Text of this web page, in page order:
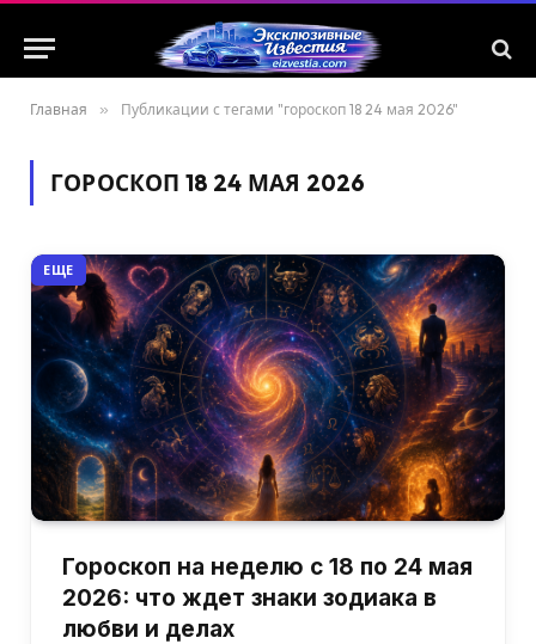
Главная » Публикации с тегами "гороскоп 18 24 мая 2026"
ГОРОСКОП 18 24 МАЯ 2026
ЕЩЕ
Гороскоп на неделю с 18 по 24 мая
2026: что ждет знаки зодиака в
любви и делах